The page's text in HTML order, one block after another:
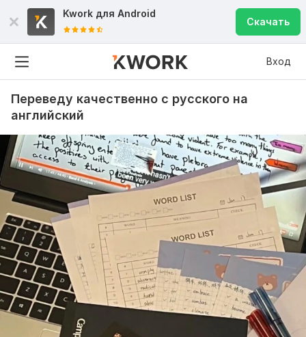
Kwork для Android
Скачать
Вход
Переведу качественно с русского на
английский